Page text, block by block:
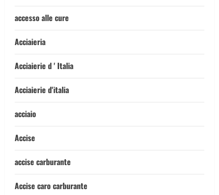
accesso alle cure
Acciaieria
Acciaierie d ' Italia
Acciaierie d'italia
acciaio
Accise
accise carburante
Accise caro carburante